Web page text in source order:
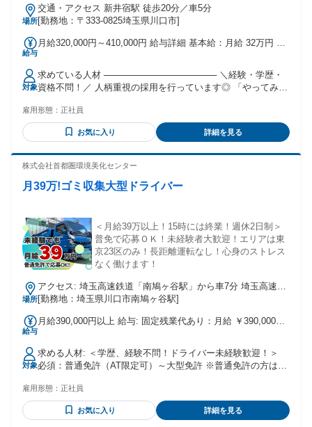
場所
交通・アクセス 新井宿駅 徒歩20分／車5分
[勤務地：〒333-0825埼玉県川口市]
給与
月給320,000円～410,000円 給与詳細 基本給：月給 32万円 〜
れる通勤・皆勤・家族手当金額：なし 全員に一律で支払われ
るその他手当金額：なし 天候や現場状況による 収入の変動が
少なく、 毎月安定した収入を得られる環境です！！ ※日払い
も相談OK ──────────────── 【賞与支給実績：50万円
取り組みや技術の習得、 現場での活躍を 昇給・賞与に反映し
ています。 未経験からスタートして、 収入アップを実現して
いる先輩も 多数活躍中です☆彡
対象
求めている人材 ────────────────── ＼経験・学歴・
資格不問！／ 人柄重視の採用を行っています◎ 「やってみた
す！ ────────────────── 【こんな方にピッタリ】 ✅
体を動かす仕事が好き ✅ 安定した会社で長く働きたい ✅ 地
元で腰を据えて働きたい ✅ 仲間と協力しながら仕事をしたい
されたい ────────────────── 【歓迎条件】 ・普通自
解体作業の経験 ・玉掛け、高所作業車などの資格保有者 ※必
どさまざま！ 未経験からスタートした社員も多数活躍中で
す。 経験者の方はもちろん、 「建設業に興味がある」 「新
しいことに挑戦したい」 という方もぜひご応募ください！
雇用形態： 正社員
お気に入り 詳細を見る
株式会社首都圏環境美化センター
月39万!ゴミ収集大型ドライバー
＜月給39万以上！15時には終業！週休2日制＞
普免で応募ＯＫ！未経験者大歓迎！エリアは東
京23区のみ！長距離運転なし！心身のストレス
なく働けます！
場所
アクセス: 埼玉高速鉄道「南鳩ヶ谷駅」から車7分 埼玉高速鉄
道「川口元郷駅」から車9分 日暮里舎人ライナー「舎人駅」か
日暮里舎人ライナー「西新井大師西駅」から車11分 JR各線
東京スカイツリーライン「西新井駅」から車21分 JR各線「赤
羽駅」から車23分 JR各線「蕨駅」から車27分 JR各線「戸田
駅」から車26分 武蔵野線「三郷駅」から車38分 ほか八潮駅、
春日部駅、岩槻駅、吉川駅、越谷駅、浦和美園駅などもアク
セス可能！ ※車・バイク通勤可
[勤務地：埼玉県川口市南鳩ヶ谷駅]
給与
月給390,000円以上 給与: 固定残業代あり：月給 ￥390,000以
含む。80時間を超える残業代は追加で支給する。 月給39万円
～ ※残業は月20時間（1日1時間ほど） ※昇給あり（平均年
5,000円） ■年収例 1年目約480万円（入社半年） 3年目約520
万円（賞与年2回＋決算賞与含む） 5年目約550万円（賞与年2
対象
求める人材: ＜学歴、経験不問！ドライバー未経験歓迎！＞
必須：普通免許（AT限定可）～大型免許 ※普通免許の方は助
いただきます！（費用は会社負担です） ★異業種からの応募
も大歓迎！ ★20代～50代の幅広い世代が活躍中！ ★年齢はバ
ラバラですが仲良くなれる環境です◎ ＜こんな方にピッタ
雇用形態： 正社員
お気に入り 詳細を見る